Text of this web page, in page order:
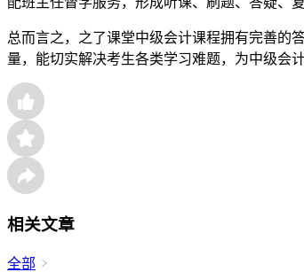
总而言之，之了课堂中级会计课程拥有完善的
量，能切实解决考生各类学习难题，为中级会
相关文章
全部